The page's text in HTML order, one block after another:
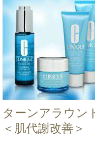
ターンアラウン
＜肌代謝改善＞